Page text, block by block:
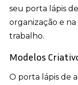
seu porta lápis
organização e
trabalho.
Modelos
O porta lápis de